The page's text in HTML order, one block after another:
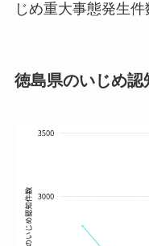
じめ重大事態発生件
徳島県のいじめ認